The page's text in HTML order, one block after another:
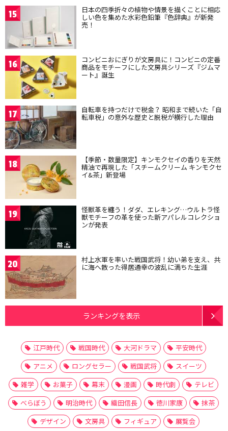
15 日本の四季折々の植物や情景を描くことに相応
しい色を集めた水彩色鉛筆『色辞典』が新発
売！
16 コンビニおにぎりが文房具に！コンビニの定番
商品をモチーフにした文房具シリーズ『ジムマ
ート』誕生
17 自転車を持つだけで税金？ 昭和まで続いた「自
転車税」の意外な歴史と脱税が横行した理由
18 【季節・数量限定】キンモクセイの香りを天然
精油で再現した「スチームクリーム キンモクセ
イ&茶」新登場
19 怪獣革を纏う！ダダ、エレキング…ウルトラ怪
獣モチーフの革を使った新アパレルコレクショ
ンが発表
20 村上水軍を率いた戦国武将！幼い弟を支え、共
に海へ散った得居通幸の波乱に満ちた生涯
ランキングを表示
江戸時代 戦国時代 大河ドラマ
平安時代
アニメ
ロングセラー 戦国武将
スイーツ
雑学
お菓子 幕末 漫画 時代劇
テレビ
べらぼう
明治時代 織田信長 徳川家康
抹茶
デザイン
文房具 フィギュア
展覧会